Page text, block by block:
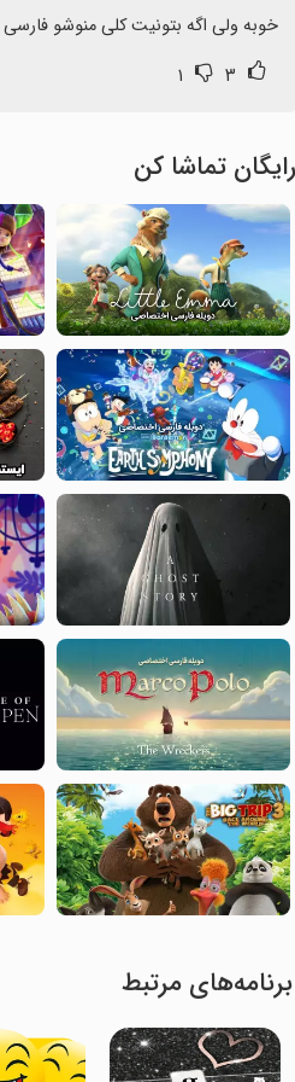
خوبه ولی اگه بتونیت کلی منوشو فارسی
۳ ۱
رایگان تماشا کن
برنامه‌های مرتبط